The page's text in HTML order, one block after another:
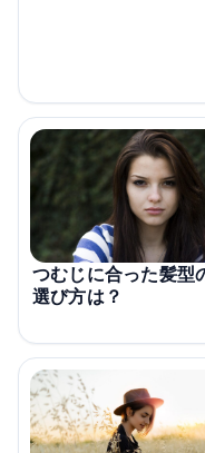
つむじに合った髪型
選び方は？